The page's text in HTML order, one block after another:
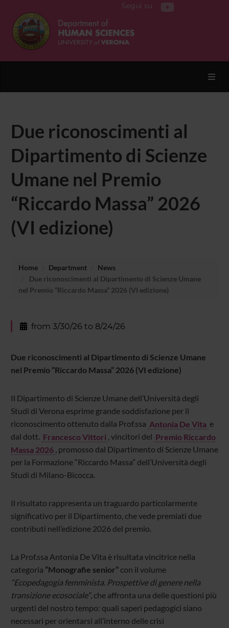
Segui su
Due riconoscimenti al
Dipartimento di Scienze
Umane nel Premio
“Riccardo Massa” 2026
(VI edizione)
Home Department
News
Due riconoscimenti al Dipartimento di Scienze Umane
nel Premio “Riccardo Massa” 2026 (VI edizione)
from 3/30/26 to 8/24/26
Due riconoscimenti al Dipartimento di Scienze Umane
nel Premio “Riccardo Massa” 2026 (VI edizione)
Il Dipartimento di Scienze Umane dell’Università degli
Studi di Verona esprime grande soddisfazione per il
riconoscimento ottenuto dalla Prof.ssa Antonia De Vita e
dal dott. Francesco Vittori , vincitori del Premio Riccardo
Massa 2026 , promosso dal Dipartimento di Scienze Umane
per la Formazione “Riccardo Massa” dell’Università degli
Studi di Milano-Bicocca.
Il risultato rappresenta un traguardo particolarmente
significativo per il Dipartimento, che vede premiati due
contributi nell’edizione 2026 del premio.
La Prof.ssa Antonia De Vita è risultata vincitrice nella
categoria “Monografie senior”con il volume
“Ecopedagogia femminista. Prospettive di genere nella
transizione ecosociale”, che affronta una delle questioni più
urgenti del nostro tempo: quali saperi pedagogici siano
necessari per orientarsi all’interno delle crisi